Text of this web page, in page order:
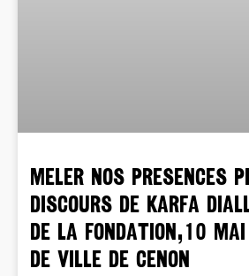
MELER NOS PRESENCES
Discours de Karfa
de la Fondation,10
de Ville de Cenon